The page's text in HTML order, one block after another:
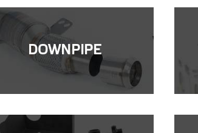
DOWNPIPE